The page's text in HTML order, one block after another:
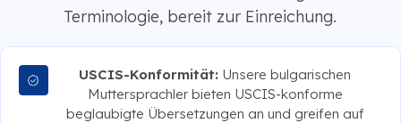
Terminologie, bereit zur Einreichung.
USCIS-Konformität: Unsere bulgarischen
Muttersprachler bieten USCIS-konforme
beglaubigte Übersetzungen an und greifen auf